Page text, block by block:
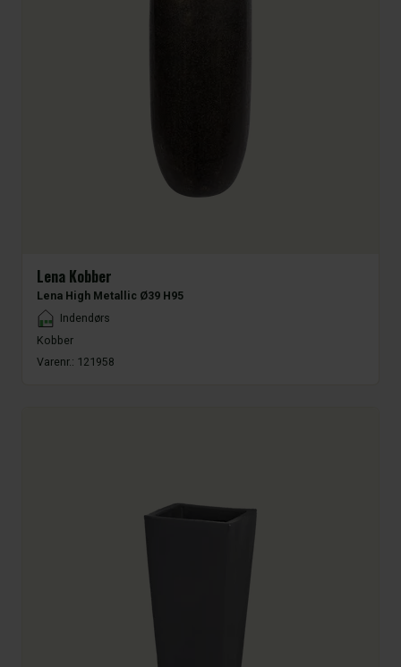
Lena Kobber
Lena High Metallic Ø39 H95
Placement
Indendørs
Kobber
Varenr.: 121958